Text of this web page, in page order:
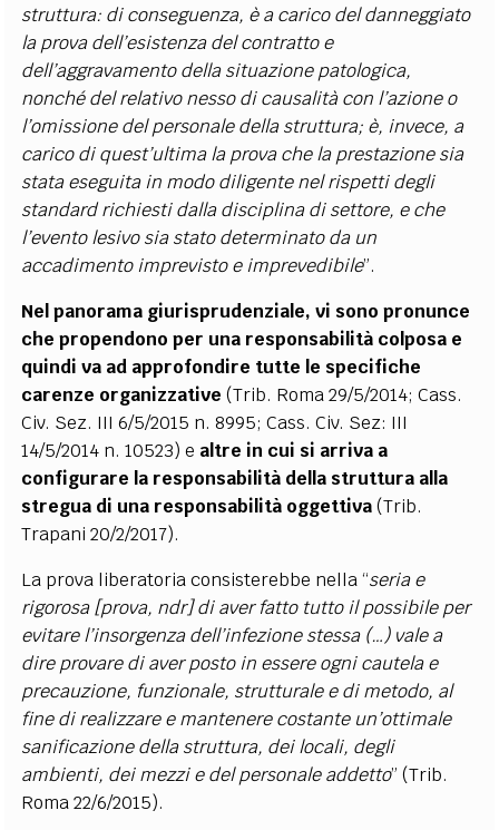
struttura: di conseguenza, è a carico del danneggiato
la prova dell’esistenza del contratto e
dell’aggravamento della situazione patologica,
nonché del relativo nesso di causalità con l’azione o
l’omissione del personale della struttura; è, invece, a
carico di quest’ultima la prova che la prestazione sia
stata eseguita in modo diligente nel rispetti degli
standard richiesti dalla disciplina di settore, e che
l’evento lesivo sia stato determinato da un
accadimento imprevisto e imprevedibile”.
Nel panorama giurisprudenziale, vi sono pronunce
che propendono per una responsabilità colposa e
quindi va ad approfondire tutte le specifiche
carenze organizzative (Trib. Roma 29/5/2014; Cass.
Civ. Sez. III 6/5/2015 n. 8995; Cass. Civ. Sez: III
14/5/2014 n. 10523) e altre in cui si arriva a
configurare la responsabilità della struttura alla
stregua di una responsabilità oggettiva(Trib.
Trapani 20/2/2017).
La prova liberatoria consisterebbe nella “seria e
rigorosa [prova, ndr] di aver fatto tutto il possibile per
evitare l’insorgenza dell’infezione stessa (…) vale a
dire provare di aver posto in essere ogni cautela e
precauzione, funzionale, strutturale e di metodo, al
fine di realizzare e mantenere costante un’ottimale
sanificazione della struttura, dei locali, degli
ambienti, dei mezzi e del personale addetto” (Trib.
Roma 22/6/2015).